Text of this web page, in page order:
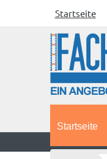
Startseite
Startseite